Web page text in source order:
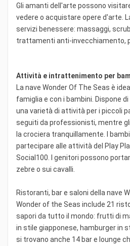
Gli amanti dell'arte possono
vedere o acquistare opere d'arte.
servizi benessere: massaggi,
trattamenti anti-invecchiamento,
Attività e intrattenimento per
La nave Wonder Of The Seas è
famiglia e con i bambini. Dispone
una varietà di attività per i piccoli
seguiti da professionisti, mentre
la crociera tranquillamente. I
partecipare alle attività del Play
Social100. I genitori possono
zebre o sui cavalli.
Ristoranti, bar e saloni della nave
Wonder of the Seas include 21
sapori da tutto il mondo: frutti di
in stile giapponese, hamburger in
si trovano anche 14 bar e lounge